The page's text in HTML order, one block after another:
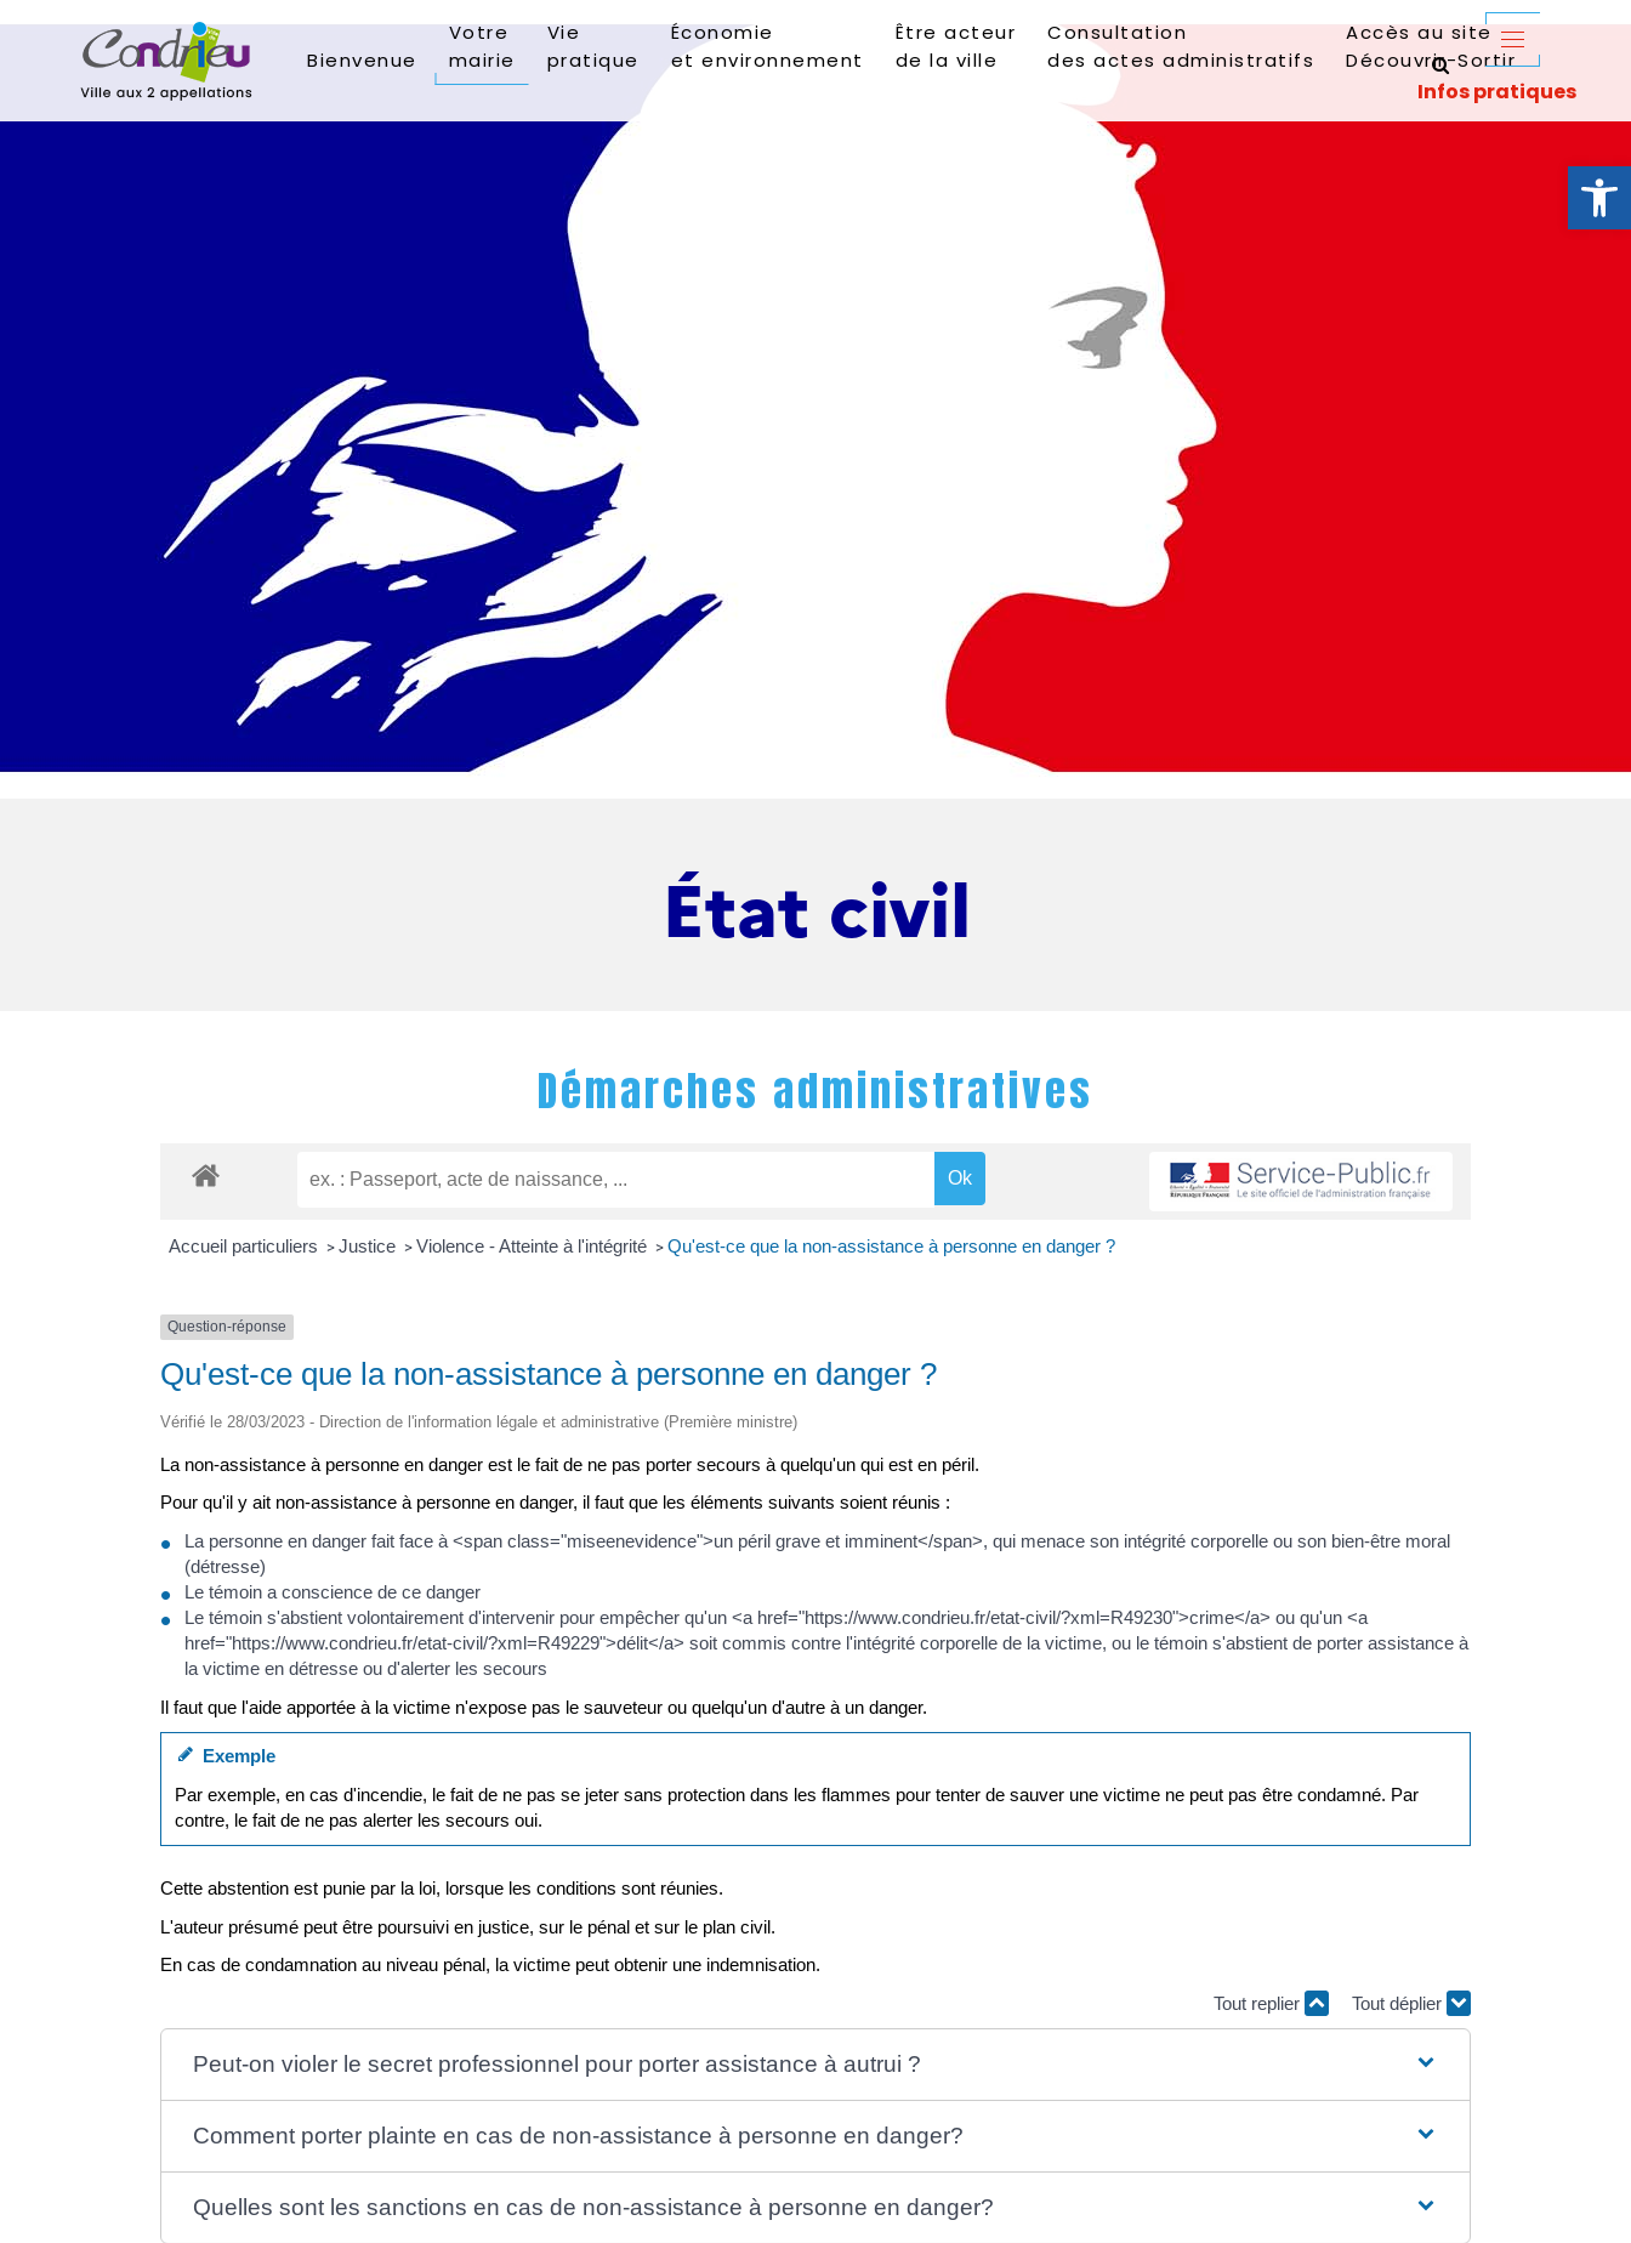
Ouvrir
Bienvenue
Votre
mairie
Vie
pratique
Économie
et environnement
Être acteur
de la ville
Consultation
des actes administratifs
Accès au site
Découvrir-Sortir
État civil
Démarches administratives
Accueil particuliers > Justice > Violence - Atteinte à l'intégrité > Qu'est-ce que la non-assistance à personne en danger ?
Question-réponse
Qu'est-ce que la non-assistance à personne en danger ?
Vérifié le 28/03/2023 - Direction de l'information légale et administrative (Première ministre)
La non-assistance à personne en danger est le fait de ne pas porter secours à quelqu'un qui est en péril.
Pour qu'il y ait non-assistance à personne en danger, il faut que les éléments suivants soient réunis :
La personne en danger fait face à <span class="miseenevidence">un péril grave et imminent</span>, qui menace son intégrité corporelle ou son bien-être moral
(détresse)
Le témoin a conscience de ce danger
Le témoin s'abstient volontairement d'intervenir pour empêcher qu'un <a href="https://www.condrieu.fr/etat-civil/?xml=R49230">crime</a> ou qu'un <a
href="https://www.condrieu.fr/etat-civil/?xml=R49229">délit</a> soit commis contre l'intégrité corporelle de la victime, ou le témoin s'abstient de porter assistance à
la victime en détresse ou d'alerter les secours
Il faut que l'aide apportée à la victime n'expose pas le sauveteur ou quelqu'un d'autre à un danger.
Exemple
Par exemple, en cas d'incendie, le fait de ne pas se jeter sans protection dans les flammes pour tenter de sauver une victime ne peut pas être condamné. Par
contre, le fait de ne pas alerter les secours oui.
Cette abstention est punie par la loi, lorsque les conditions sont réunies.
L'auteur présumé peut être poursuivi en justice, sur le pénal et sur le plan civil.
En cas de condamnation au niveau pénal, la victime peut obtenir une indemnisation.
Tout replier
Tout déplier
Peut-on violer le secret professionnel pour porter assistance à autrui ?
Comment porter plainte en cas de non-assistance à personne en danger?
Quelles sont les sanctions en cas de non-assistance à personne en danger?